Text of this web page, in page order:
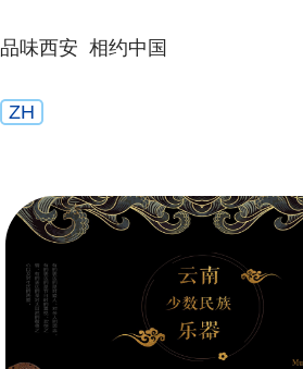
品味西安 相约中国
ZH